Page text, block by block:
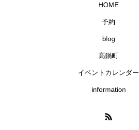
HOME
予約
blog
高鍋町
イベントカレンダー
information